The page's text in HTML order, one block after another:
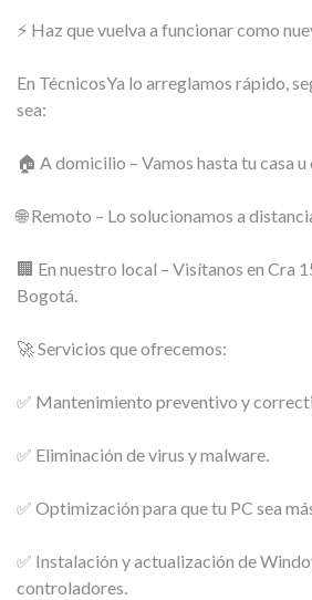
⚡ Haz que vuelva a funcionar como
En TécnicosYa lo arreglamos rápido,
sea:
🏠 A domicilio – Vamos hasta tu casa
🌐 Remoto – Lo solucionamos a
🏢 En nuestro local – Visítanos en Cra
Bogotá.
🚀 Servicios que ofrecemos:
✅ Mantenimiento preventivo y
✅ Eliminación de virus y malware.
✅ Optimización para que tu PC sea
✅ Instalación y actualización de
controladores.